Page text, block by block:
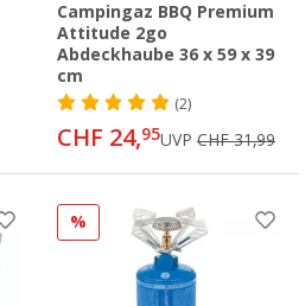
Campingaz BBQ Premium
Attitude 2go
Abdeckhaube 36 x 59 x 39
cm
(2)
CHF 24,95UVP CHF 31,99
%